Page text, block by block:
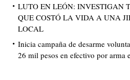
LUTO EN LEÓN: INVESTIGAN
QUE COSTÓ LA VIDA A UNA
LOCAL
Inicia campaña de desarme
26 mil pesos en efectivo por arma